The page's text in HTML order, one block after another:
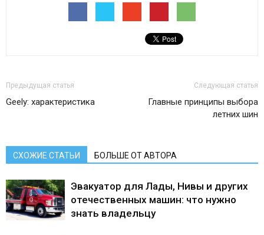
Предыдущая статья
Geely: характеристика
Следующая статья
Главные принципы выбора
летних шин
СХОЖИЕ СТАТЬИ БОЛЬШЕ ОТ АВТОРА
Эвакуатор для Лады, Нивы и других
отечественных машин: что нужно
знать владельцу